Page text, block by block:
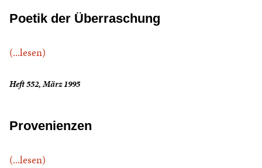
Poetik der Überraschung
(...lesen)
Heft 552, März 1995
Provenienzen
(...lesen)